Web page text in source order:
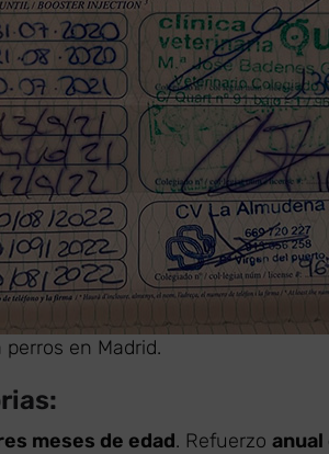
en Madrid.
meses de edad. Refuerzo anual